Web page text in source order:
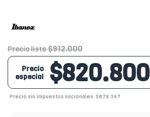
Precio lista $912.000
$820.800
Precio
especial
Precio sin impuestos nacionales: $678.347